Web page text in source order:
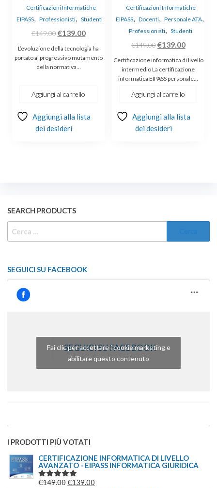
Certificazioni Informatiche
EIPASS, Professionisti, Studenti
€149.00 Il
prezzo
originale
era:
€139.00Il
prezzo
attuale
L’evoluzione della tecnologia ha
portato al progressivo mutamento
della normativa…
Aggiungi al carrello
Aggiungi alla lista
dei desideri
Certificazioni Informatiche
EIPASS, Docenti, Personale ATA,
Professionisti, Studenti
€149.00Il
prezzo
originale
era:
€149.00.
€139.00Il
prezzo
attuale
è:
Certificazione informatica di livello
intermedio La certificazione
informatica EIPASS personale…
Aggiungi al carrello
Aggiungi alla lista
dei desideri
SEARCH PRODUCTS
SEGUICI SU FACEBOOK
SEGUICI SU FACEBOOK
Fai clic per accettare i cookie marketing e
abilitare questo contenuto
I PRODOTTI PIÙ VOTATI
CERTIFICAZIONE INFORMATICA DI LIVELLO
AVANZATO - EIPASS INFORMATICA GIURIDICA
VALUTATO
€149.00IL
€139.00